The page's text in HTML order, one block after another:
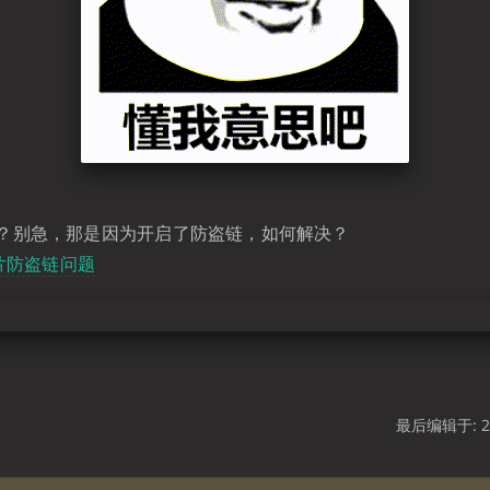
别急，那是因为开启了防盗链，如何解决？
防盗链问题
最后编辑于: